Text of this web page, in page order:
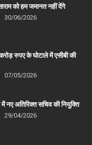
को हम जमानत नहीं देंगे
30/06/2026
रुपए के घोटाले में एसीबी की
07/05/2026
नए अतिरिक्त सचिव की नियुक्ति
29/04/2026